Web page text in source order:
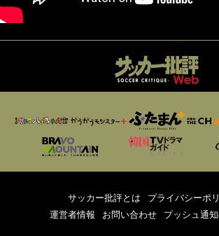
サッカー批評とは
プライバシーポ
運営者情報
お問い合わせ プッシュ通